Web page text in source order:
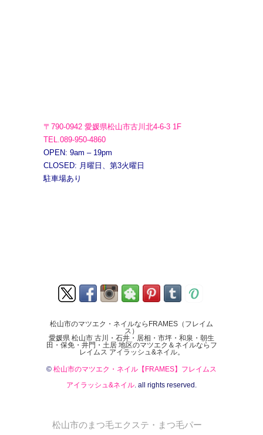
〒790-0942 愛媛県松山市古川北4-6-3 1F
TEL.089-950-4860
OPEN: 9am – 19pm
CLOSED: 月曜日、第3火曜日
駐車場あり
松山市のマツエク・ネイルならFRAMES（フレイム
ス）
愛媛県 松山市 古川・石井・居相・市坪・和泉・朝生
田・保免・井門・土居 地区のマツエク＆ネイルならフ
レイムス アイラッシュ&ネイル。
© 松山市のマツエク・ネイル【FRAMES】フレイムス
アイラッシュ&ネイル. all rights reserved.
松山市のまつ毛エクステ・まつ毛パー